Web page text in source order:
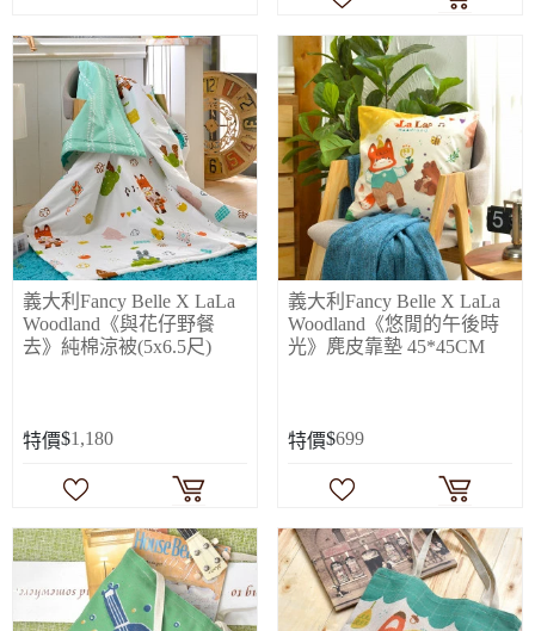
義大利Fancy Belle X LaLa
Woodland《與花仔野餐
去》純棉涼被(5x6.5尺)
特價$1,180
義大利Fancy Belle X LaLa
Woodland《悠閒的午後時
光》麂皮靠墊 45*45CM
特價$699